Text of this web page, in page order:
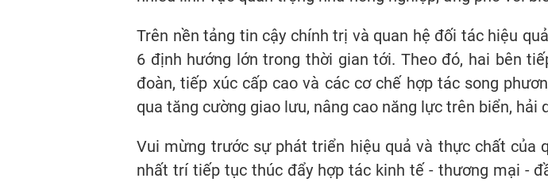
Trên nền tảng tin cậy chính trị và quan hệ đối tác hiệu
6 định hướng lớn trong thời gian tới. Theo đó, hai bên
đoàn, tiếp xúc cấp cao và các cơ chế hợp tác song
qua tăng cường giao lưu, nâng cao năng lực trên biển, hải
Vui mừng trước sự phát triển hiệu quả và thực chất của
nhất trí tiếp tục thúc đẩy hợp tác kinh tế - thương mại -